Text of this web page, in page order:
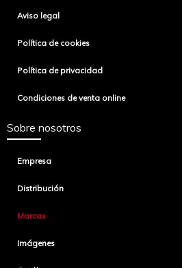
Aviso legal
Política de cookies
Política de privacidad
Condiciones de venta online
Sobre nosotros
Empresa
Distribución
Marcas
Imágenes